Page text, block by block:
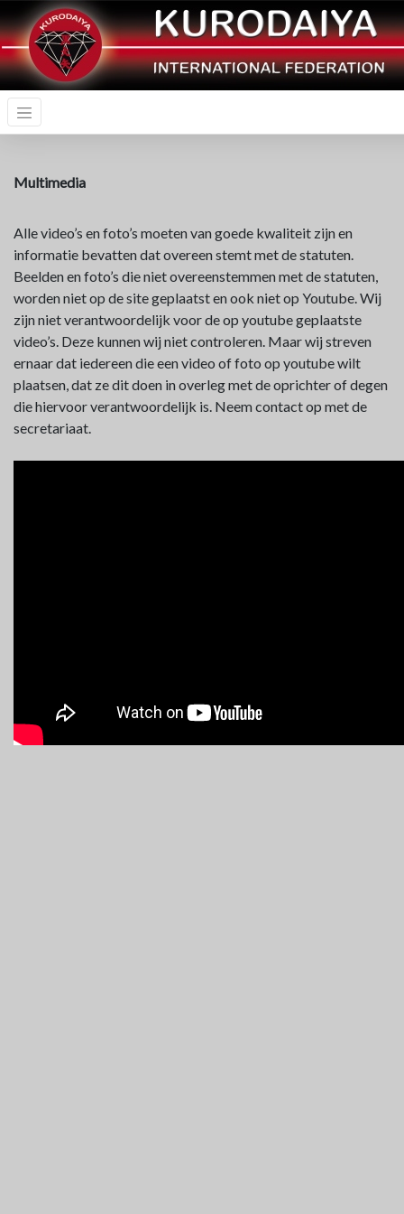
Multimedia
Alle video’s en foto’s moeten van goede kwaliteit zijn en
informatie bevatten dat overeen stemt met de statuten.
Beelden en foto’s die niet overeenstemmen met de statuten,
worden niet op de site geplaatst en ook niet op Youtube. Wij
zijn niet verantwoordelijk voor de op youtube geplaatste
video’s. Deze kunnen wij niet controleren. Maar wij streven
ernaar dat iedereen die een video of foto op youtube wilt
plaatsen, dat ze dit doen in overleg met de oprichter of degen
die hiervoor verantwoordelijk is. Neem contact op met de
secretariaat.